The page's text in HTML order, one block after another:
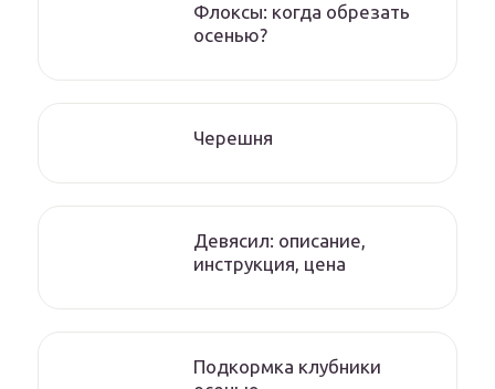
Флоксы: когда обрезать
осенью?
Черешня
Девясил: описание,
инструкция, цена
Подкормка клубники